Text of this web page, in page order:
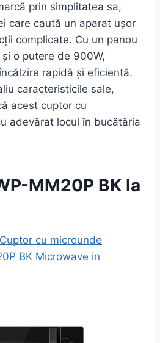
prin simplitatea sa,
care caută un aparat ușor
complicate. Cu un panou
o putere de 900W,
rapidă și eficientă.
caracteristicile sale,
acest cuptor cu
adevărat locul în bucătăria
MM20P BK la
cu microunde
BK Microwave in